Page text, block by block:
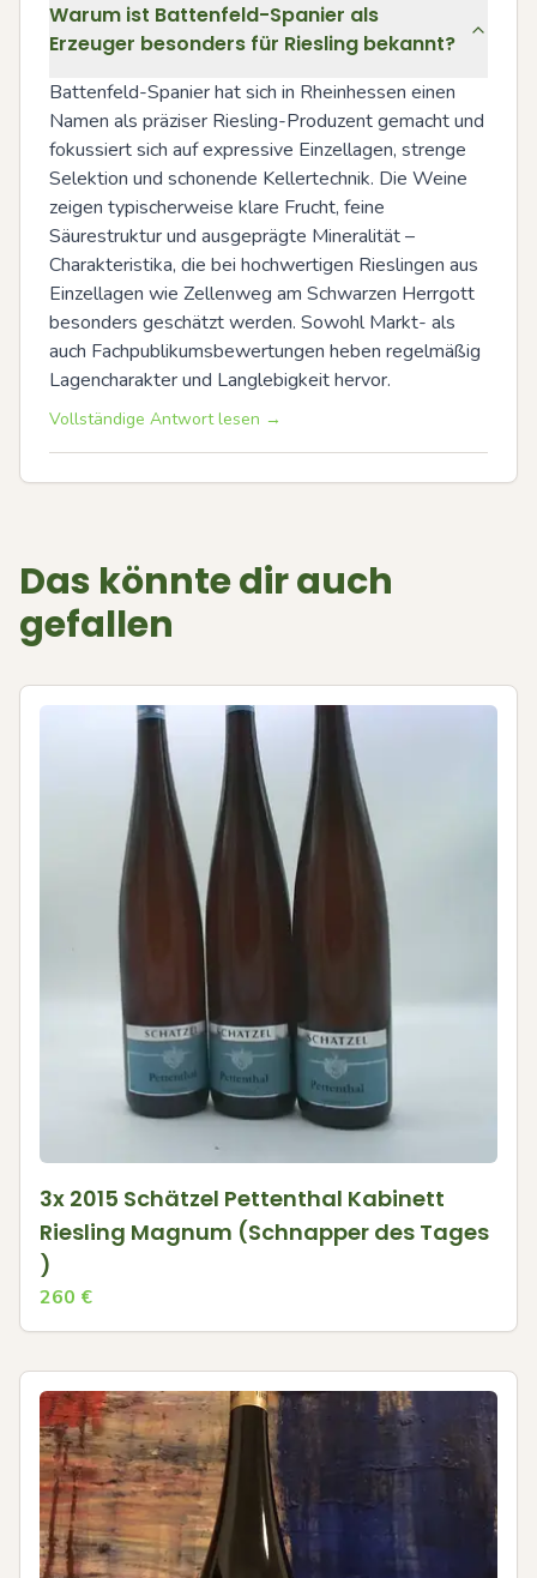
Warum ist Battenfeld-Spanier als
Erzeuger besonders für Riesling bekannt?
Battenfeld-Spanier hat sich in Rheinhessen einen
Namen als präziser Riesling-Produzent gemacht und
fokussiert sich auf expressive Einzellagen, strenge
Selektion und schonende Kellertechnik. Die Weine
zeigen typischerweise klare Frucht, feine
Säurestruktur und ausgeprägte Mineralität –
Charakteristika, die bei hochwertigen Rieslingen aus
Einzellagen wie Zellenweg am Schwarzen Herrgott
besonders geschätzt werden. Sowohl Markt- als
auch Fachpublikumsbewertungen heben regelmäßig
Lagencharakter und Langlebigkeit hervor.
Vollständige Antwort lesen →
Das könnte dir auch
gefallen
3x 2015 Schätzel Pettenthal Kabinett
Riesling Magnum (Schnapper des Tages
)
260 €